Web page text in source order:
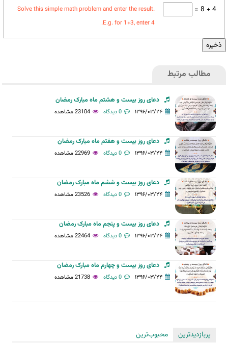
4 + 8 =
Solve this simple math problem and enter the result.
E.g. for 1+3, enter 4.
مطالب مرتبط
دعای روز بیست و هشتم ماه مبارک رمضان
۱۳۹۶/۰۳/۲۴ 0 دیدگاه 23104 مشاهده
دعای روز بیست و هفتم ماه مبارک رمضان
۱۳۹۶/۰۳/۲۴ 0 دیدگاه 22969 مشاهده
دعای روز بیست و ششم ماه مبارک رمضان
۱۳۹۶/۰۳/۲۴ 0 دیدگاه 23526 مشاهده
دعای روز بیست و پنجم ماه مبارک رمضان
۱۳۹۶/۰۳/۲۴ 0 دیدگاه 22464 مشاهده
دعای روز بیست و چهارم ماه مبارک رمضان
۱۳۹۶/۰۳/۲۴ 0 دیدگاه 21738 مشاهده
پربازدیدترین
محبوب‌ترین